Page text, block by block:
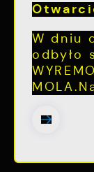
W dniu
odbyło